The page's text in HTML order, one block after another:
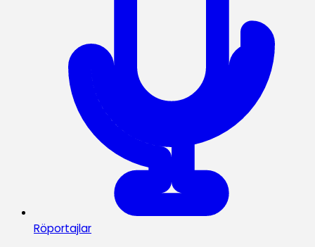
Röportajlar